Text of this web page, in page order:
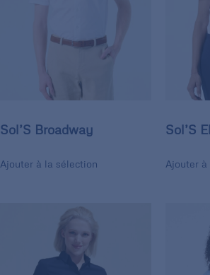
Sol’S Broadway
Ajouter à la sélection
Sol’S
Ajouter